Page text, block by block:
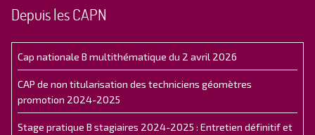
Depuis les CAPN
Cap nationale B multithématique du 2 avril 2026
CAP de non titularisation des techniciens géomètres
promotion 2024-2025
Stage pratique B stagiaires 2024-2025 : Entretien définitif et